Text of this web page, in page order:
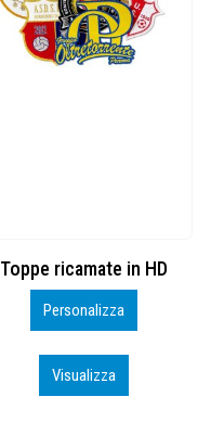
CAMP 100 2026_perso
Personalizza
Visualizza